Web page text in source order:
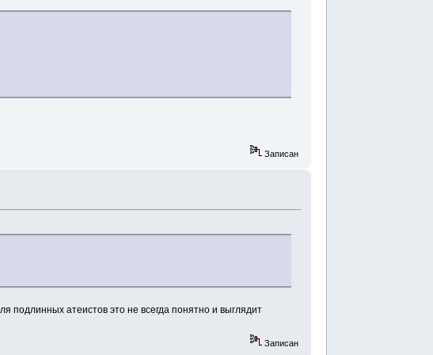
Записан
подлинных атеистов это не всегда понятно и выглядит
Записан